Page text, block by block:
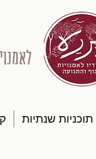
תוכניות שנתיות